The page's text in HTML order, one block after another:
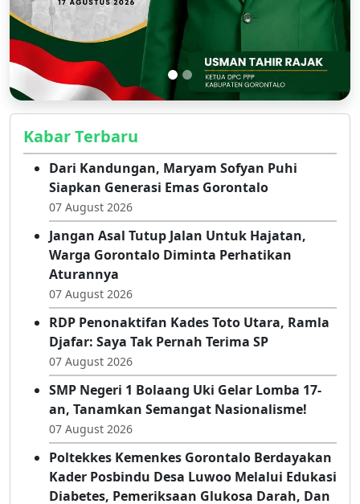
Kabar Terbaru
Dari Kandungan, Maryam Sofyan Puhi
Siapkan Generasi Emas Gorontalo
07 August 2026
Jangan Asal Tutup Jalan Untuk Hajatan,
Warga Gorontalo Diminta Perhatikan
Aturannya
07 August 2026
RDP Penonaktifan Kades Toto Utara, Ramla
Djafar: Saya Tak Pernah Terima SP
07 August 2026
SMP Negeri 1 Bolaang Uki Gelar Lomba 17-
an, Tanamkan Semangat Nasionalisme!
07 August 2026